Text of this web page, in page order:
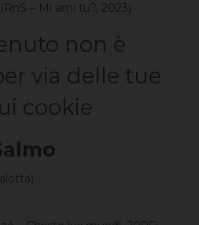
(RnS – Mi ami tu?, 2023)
non è
via delle tue
cookie